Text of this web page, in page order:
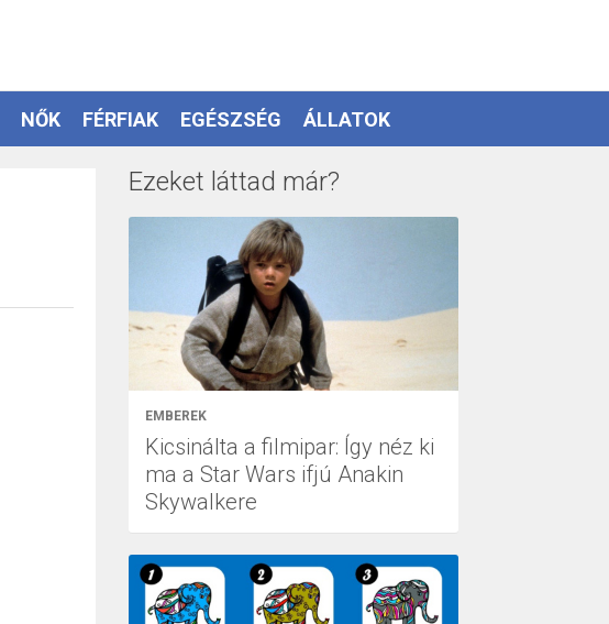
NŐK FÉRFIAK EGÉSZSÉG ÁLLATOK
Ezeket láttad már?
EMBEREK
Kicsinálta a filmipar: Így néz ki
ma a Star Wars ifjú Anakin
Skywalkere